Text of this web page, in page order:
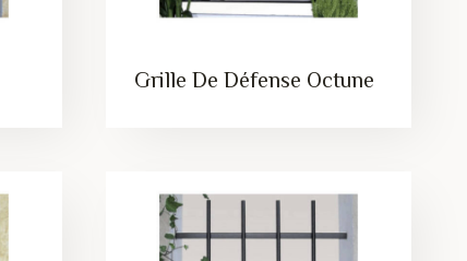
Grille De Défense Octune